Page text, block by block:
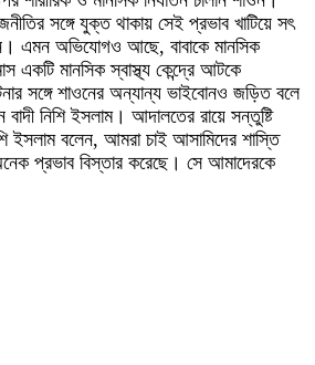
সঙ্গে যুক্ত থাকায় সেই প্রভাব খাটিয়ে সৎ
এমন অভিযোগও আছে, বাবাকে মানসিক
একটি মানসিক স্বাস্থ্য কেন্দ্রে আটকে
সঙ্গে শাওনের অন্যান্য ভাইবোনও জড়িত বলে
নিশি ইসলাম। আদালতের রায়ে সন্তুষ্টি
ইসলাম বলেন, আমরা চাই আসামিদের শাস্তি
প্রভাব বিস্তার করেছে। সে আমাদেরকে